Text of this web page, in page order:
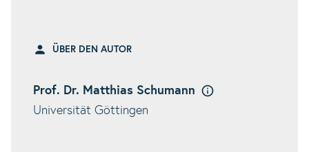
ÜBER DEN AUTOR
Prof. Dr. Matthias Schumann
Universität Göttingen